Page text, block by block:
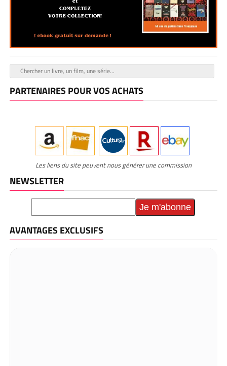
PARTENAIRES POUR VOS ACHATS
Les liens du site peuvent nous générer une commission
NEWSLETTER
AVANTAGES EXCLUSIFS